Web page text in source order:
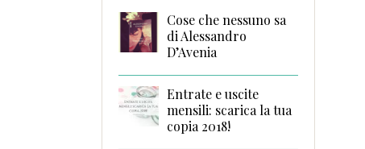
Cose che nessuno sa
di Alessandro
D’Avenia
Entrate e uscite
mensili: scarica la tua
copia 2018!